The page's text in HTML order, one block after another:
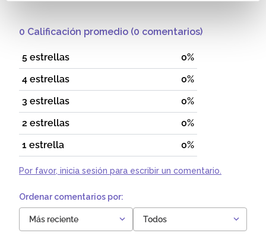
0 Calificación promedio (0 comentarios)
5 estrellas
0%
4 estrellas
0%
3 estrellas
0%
2 estrellas
0%
1 estrella
0%
Por favor, inicia sesión para escribir un comentario.
Más reciente Todos